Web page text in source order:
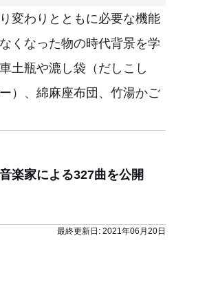
変わりとともに必要な機能
くなった物の時代背景を学
土瓶や漉し袋（だしこし
）、綿麻座布団、竹湯かご
楽家による327曲を公開
最終更新日: 2021年06月20日